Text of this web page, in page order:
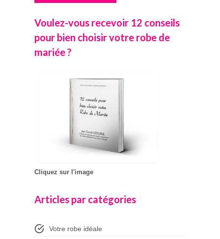
Voulez-vous recevoir 12 conseils
pour bien choisir votre robe de
mariée ?
Cliquez sur l'image
Articles par catégories
Votre robe idéale